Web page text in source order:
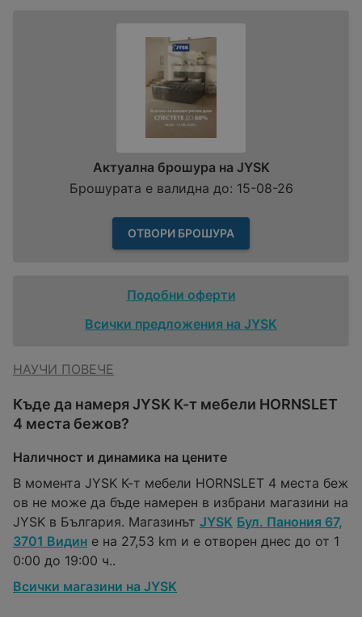
Актуална брошура на JYSK
Брошурата е валидна до: 15-08-26
ОТВОРИ БРОШУРА
Подобни оферти
Всички предложения на JYSK
НАУЧИ ПОВЕЧЕ
Къде да намеря JYSK К-т мебели HORNSLET
4 места бежов?
Наличност и динамика на цените
В момента JYSK К-т мебели HORNSLET 4 места беж
ов не може да бъде намерен в избрани магазини на
JYSK в България. Магазинът JYSK Бул. Панония 67,
3701 Видин е на 27,53 km и е отворен днес до от 1
0:00 до 19:00 ч..
Всички магазини на JYSK